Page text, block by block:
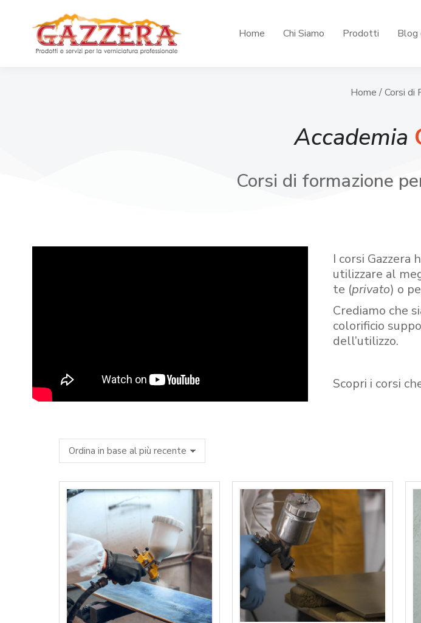
Home Chi Siamo Prodotti Blog
Home / Corsi di
Accademia
Corsi di formazione
I corsi Gazzera
utilizzare al
te (privato) o
Crediamo che
colorificio
dell’utilizzo.
Scopri i corsi